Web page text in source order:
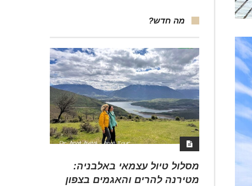
מה חדש?
מסלול טיול עצמאי באלבניה:
מטירנה להרים והאגמים בצפון